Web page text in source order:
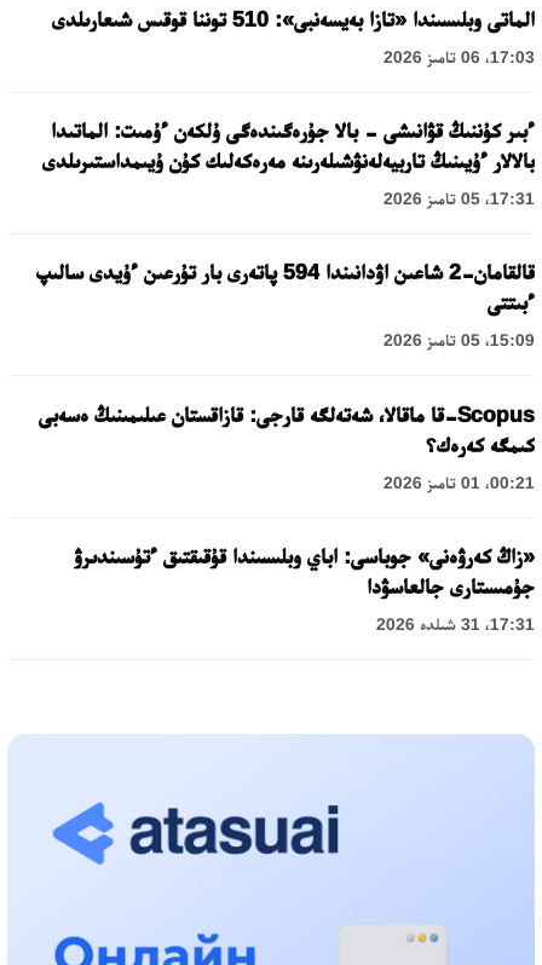
الماتى وبلىسىندا «تازا بەيسەنبى»: 510 توننا قوقىس شىعارىلدى
17:03، 06 تامىز 2026
ءبىر كۇننىڭ قۋانىشى - بالا جۇرەگىندەگى ۇلكەن ءۇمىت: الماتىدا
بالالار ءۇيىنىڭ تاربيەلەنۋشىلەرىنە مەرەكەلىك كۇن ۇيىمداستىرىلدى
17:31، 05 تامىز 2026
قالقامان-2 شاعىن اۋدانىندا 594 پاتەرى بار تۇرعىن ءۇيدى سالىپ
ءبىتتى
15:09، 05 تامىز 2026
Scopus-قا ماقالا، شەتەلگە قارجى: قازاقستان عىلىمىنىڭ ەسەبى
كىمگە كەرەك؟
00:21، 01 تامىز 2026
«زاڭ كەرۋەنى» جوباسى: اباي وبلىسىندا قۇقىقتىق ءتۇسىندىرۋ
جۇمىستارى جالعاسۋدا
17:31، 31 شىلدە 2026
جوسپارلانۋدا
اسحات اسىلبەكوۆ: كۇشتى بيلىككە كۇشتى تۇلعالار كەرەك!
ابزال دوستيار: دۋمان مۇحامەتكارىمدى الماتى تۇرمەسىنە اۋىستىرۋى